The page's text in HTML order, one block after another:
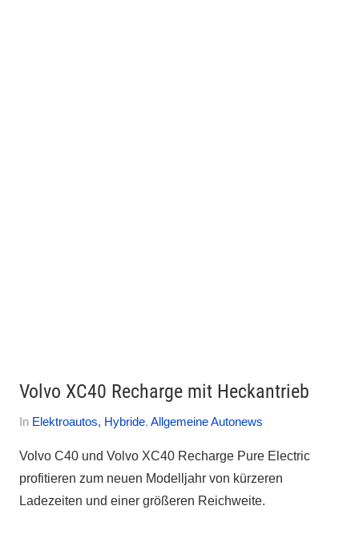
Volvo XC40 Recharge mit Heckantrieb
Am
Januar
2023
Von
In Elektroautos, Hybride, Allgemeine Autonews
Volvo C40 und Volvo XC40 Recharge Pure Electric
profitieren zum neuen Modelljahr von kürzeren
Ladezeiten und einer größeren Reichweite.